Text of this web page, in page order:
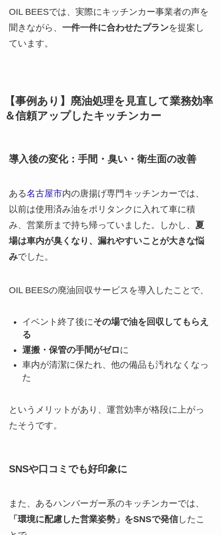
OIL BEESでは、実際にキッチンカー事業者の声を
聞きながら、 一件一件に合わせたプランを提案し
ています。
【事例あり】廃油処理を見直して業務効率
＆信頼アップしたキッチンカー
導入後の変化：手間・臭い・衛生面の改善
ある名古屋市内の唐揚げ専門キッチンカーでは、
以前は使用済み油をポリタンクに入れて車に積
み、営業所まで持ち帰っていました。しかし、 夏
場は車内が臭くなり、漏れやすいことが大きな悩
みでした。
OIL BEESの廃油回収サービスを導入したことで、
イベント終了後にその場で油を回収してもらえ
る
運搬・保管の手間がゼロに
車内が清潔に保たれ、他の備品も汚れなくなっ
た
というメリットがあり、運営効率が格段に上がっ
たそうです。
SNSや口コミでも好印象に
また、あるハンバーガー系のキッチンカーでは、
「環境に配慮した営業姿勢」をSNSで発信したこ